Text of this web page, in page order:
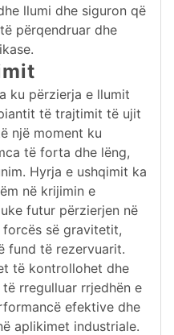
llumi dhe siguron që
përqendruar dhe
ku përzierja e llumit
të trajtimit të ujit
një moment ku
të forta dhe lëng,
Hyrja e ushqimit ka
në krijimin e
futur përzierjen në
forcës së gravitetit,
fund të rezervuarit.
të kontrollohet dhe
rregulluar rrjedhën e
efektive dhe
aplikimet industriale.